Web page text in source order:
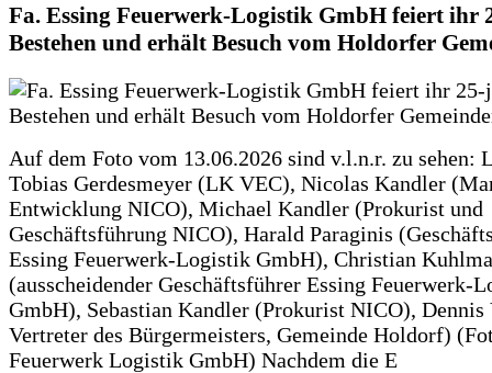
Fa. Essing Feuerwerk-Logistik GmbH feiert ihr
Bestehen und erhält Besuch vom Holdorfer
Auf dem Foto vom 13.06.2026 sind v.l.n.r. zu sehen:
Tobias Gerdesmeyer (LK VEC), Nicolas Kandler
Entwicklung NICO), Michael Kandler (Prokurist und
Geschäftsführung NICO), Harald Paraginis
Essing Feuerwerk-Logistik GmbH), Christian
(ausscheidender Geschäftsführer Essing Feuerwerk-
GmbH), Sebastian Kandler (Prokurist NICO),
Vertreter des Bürgermeisters, Gemeinde Holdorf)
Feuerwerk Logistik GmbH) Nachdem die E